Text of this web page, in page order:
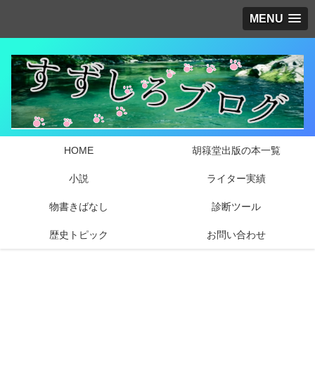
MENU
HOME 胡簶堂出版の本一覧
小説 ライター実績
物書きばなし 診断ツール
歴史トピック お問い合わせ